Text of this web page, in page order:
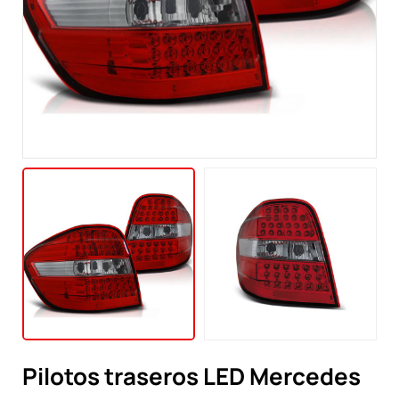
Pilotos traseros LED Mercedes